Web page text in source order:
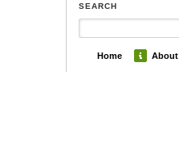
SEARCH
Home About